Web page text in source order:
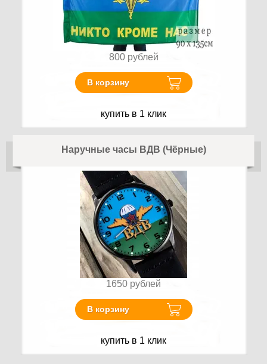
800 рублей
В корзину
купить в 1 клик
Наручные часы ВДВ (Чёрные)
1650 рублей
В корзину
купить в 1 клик